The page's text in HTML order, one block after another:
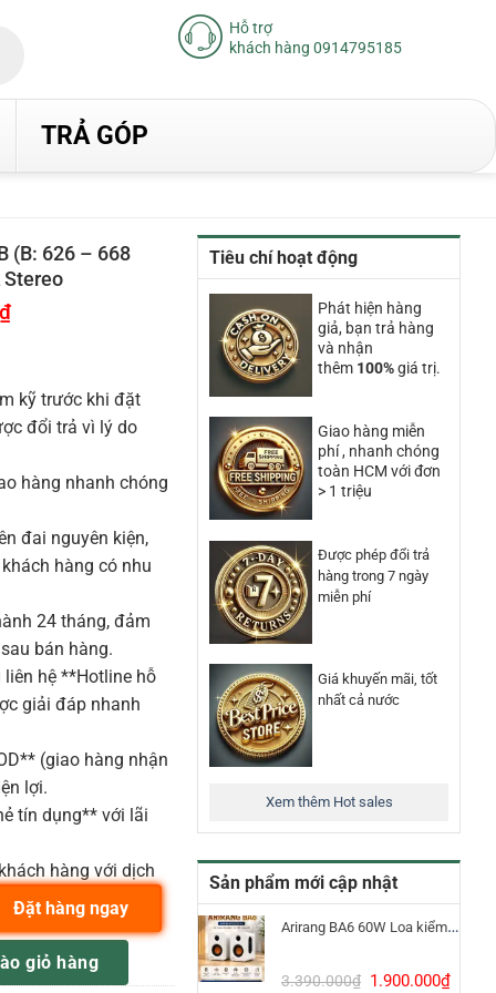
Hỗ trợ
khách hàng 0914795185
TRẢ GÓP
Tiêu chí hoạt động
Phát hiện hàng
giả, bạn trả hàng
và nhận
thêm 100%giá trị.
Giao hàng miễn
phí , nhanh chóng
toàn HCM với đơn
> 1 triệu
Được phép đổi trả
hàng trong 7 ngày
miễn phí
Giá khuyến mãi, tốt
nhất cả nước
Xem thêm Hot sales
Sản phẩm mới cập nhật
Arirang BA6 60W Loa kiểm âm Bluetooth 5.3
3.390.000₫ Giá
1.900.000₫Giá
(B: 626 – 668
Stereo
₫Giá
kỹ trước khi đặt
đổi trả vì lý do
hàng nhanh chóng
đai nguyên kiện,
hàng có nhu
24 tháng, đảm
bán hàng.
hệ **Hotline hỗ
giải đáp nhanh
(giao hàng nhận
lợi.
tín dụng** với lãi
hàng với dịch
- 668 MHz) Bộ Thu Bodypack Stereo số lượng
giỏ hàng
Đặt hàng ngay